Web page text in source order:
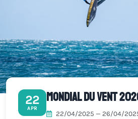
22
APR
Mondial du Vent
22/04/2025 — 26/04/